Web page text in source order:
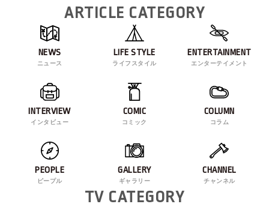
ARTICLE CATEGORY
NEWS
ニュース
LIFE STYLE
ライフスタイル
ENTERTAINMENT
エンターテイメント
INTERVIEW
インタビュー
COMIC
コミック
COLUMN
コラム
PEOPLE
ピープル
GALLERY
ギャラリー
CHANNEL
チャンネル
TV CATEGORY